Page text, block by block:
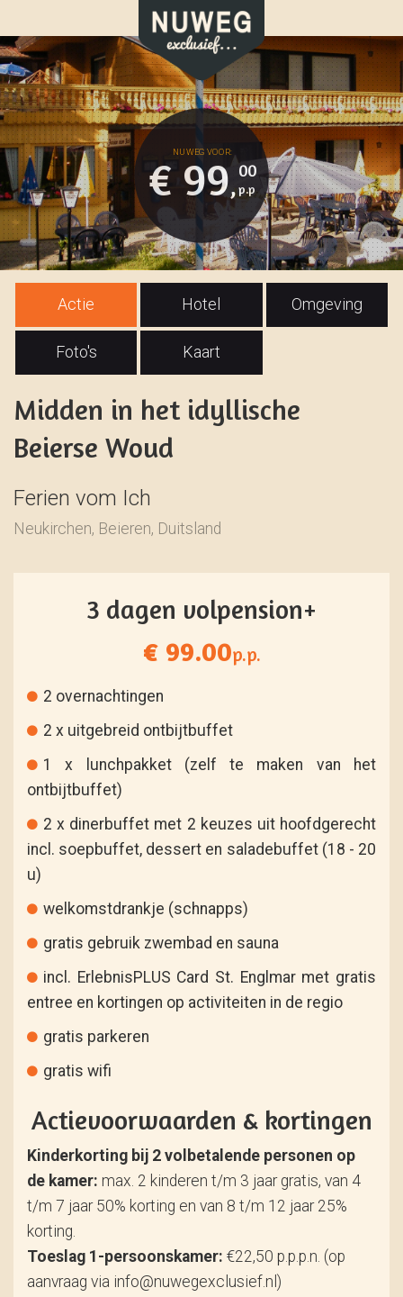
€ 99,
00
Actie Hotel Omgeving
Foto's Kaart
Midden in het idyllische
Beierse Woud
Ferien vom Ich
Neukirchen, Beieren, Duitsland
3 dagen volpension+
€ 99.00p.p.
2 overnachtingen
2 x uitgebreid ontbijtbuffet
1 x lunchpakket (zelf te maken van het
ontbijtbuffet)
2 x dinerbuffet met 2 keuzes uit hoofdgerecht
incl. soepbuffet, dessert en saladebuffet (18 - 20
u)
welkomstdrankje (schnapps)
gratis gebruik zwembad en sauna
incl. ErlebnisPLUS Card St. Englmar met gratis
entree en kortingen op activiteiten in de regio
gratis parkeren
gratis wifi
Actievoorwaarden & kortingen
Kinderkorting bij 2 volbetalende personen op
de kamer: max. 2 kinderen t/m 3 jaar gratis, van 4
t/m 7 jaar 50% korting en van 8 t/m 12 jaar 25%
korting.
Toeslag 1-persoonskamer: €22,50 p.p.p.n. (op
aanvraag via info@nuwegexclusief.nl)